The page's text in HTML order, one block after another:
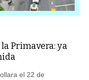
Primavera: ya
el 22 de